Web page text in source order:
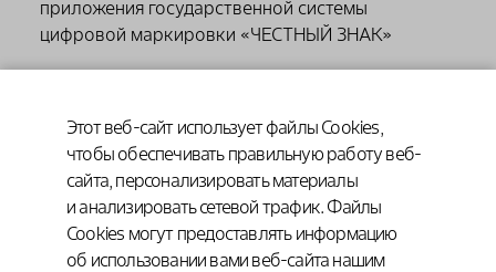
приложения государственной системы
цифровой маркировки «ЧЕСТНЫЙ ЗНАК»
Этот веб-сайт использует файлы Cookies,
чтобы обеспечивать правильную работу веб-
сайта, персонализировать материалы
и анализировать сетевой трафик. Файлы
Cookies могут предоставлять информацию
об использовании вами веб-сайта нашим